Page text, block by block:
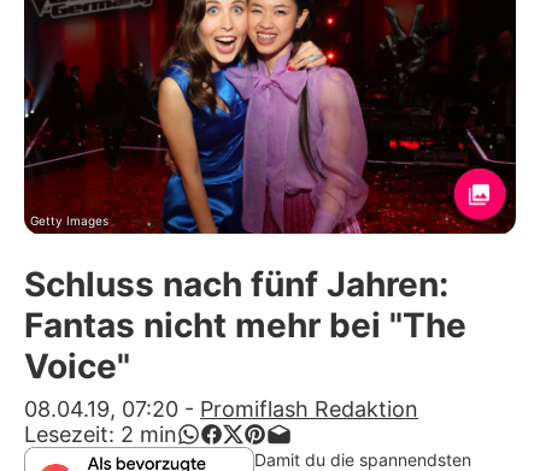
Stars
Filme & Serien
Lifestyle
Familie & Liebe
Promiflash Exklusiv
Alle Themen auf Promiflash
App runterladen
Team
Getty Images
Schluss nach fünf Jahren:
Fantas nicht mehr bei "The
Voice"
08.04.19, 07:20 - Promiflash Redaktion
Lesezeit: 2 min
Damit du die spannendsten